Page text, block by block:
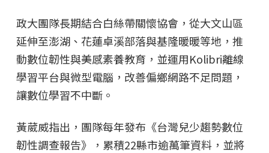
政大團隊長期結合白絲帶關懷協會，從大文山區
延伸至澎湖、花蓮卓溪部落與基隆暖暖等地，推
動數位韌性與美感素養教育，並運用Kolibri離線
學習平台與微型電腦，改善偏鄉網路不足問題，
讓數位學習不中斷。
黃葳威指出，團隊每年發布《台灣兒少趨勢數位
韌性調查報告》，累積22縣市逾萬筆資料，並將